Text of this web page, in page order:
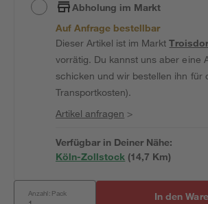
Abholung im Markt
Auf Anfrage bestellbar
Dieser Artikel ist im Markt
vorrätig. Du kannst uns aber eine
schicken und wir bestellen ihn für
Transportkosten).
Artikel anfragen >
Verfügbar in Deiner Nähe:
Köln-Zollstock (14,7 Km)
Anzahl: Pack In den